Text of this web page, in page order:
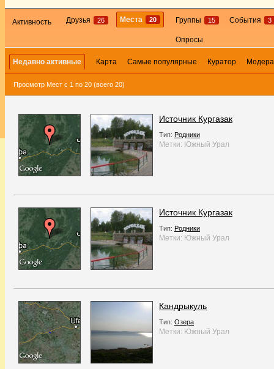
Активность Друзья 26 Места 20 Группы 15 События 3
Опросы
Недавно активные Карта Самые популярные Куратор
Просмотр Мест с 1 по 20 (всего 20)
Источник Кургазак
Тип: Родники
Метки: Южный Урал
Источник Кургазак
Тип: Родники
Метки: Южный Урал
Кандрыкуль
Тип: Озера
Метки: Южный Урал